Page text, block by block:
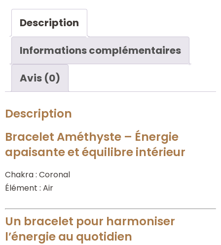
Description
Informations complémentaires
Avis (0)
Description
Bracelet Améthyste – Énergie
apaisante et équilibre intérieur
Chakra : Coronal
Élément : Air
Un bracelet pour harmoniser
l’énergie au quotidien